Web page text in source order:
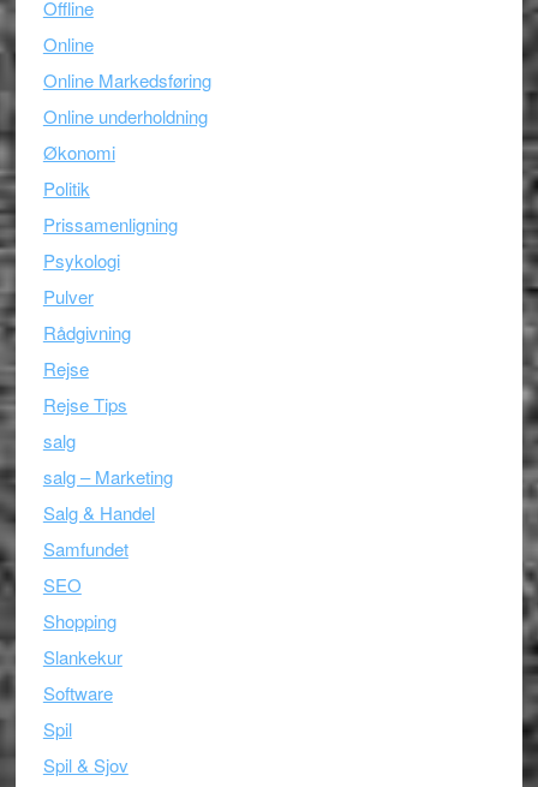
Offline
Online
Online Markedsføring
Online underholdning
Økonomi
Politik
Prissamenligning
Psykologi
Pulver
Rådgivning
Rejse
Rejse Tips
salg
salg – Marketing
Salg & Handel
Samfundet
SEO
Shopping
Slankekur
Software
Spil
Spil & Sjov